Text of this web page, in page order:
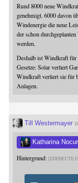
Rund 8000 neue
genehmigt. 6000 davon
Windenergie die neue
der schon
werden.
Deshalb ist Windkraft für
Gesetze: Solar verliert
Windkraft verliert sie für
Anlagen.
Till Westermayer
Katharina
Hintergrund: